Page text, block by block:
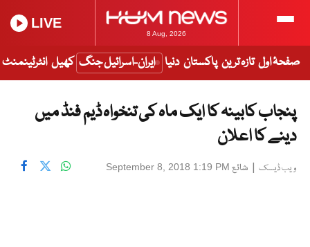
8 Aug, 2026
LIVE
صفحۂ اول تازہ ترین پاکستان دنیا ایران-اسرائیل جنگ کھیل انٹرٹینمنٹ
پنجاب کابینہ کا ایک ماہ کی تنخواہ ڈیم فنڈ میں
دینے کا اعلان
ویب ڈیسک | شائع September 8, 2018 1:19 PM